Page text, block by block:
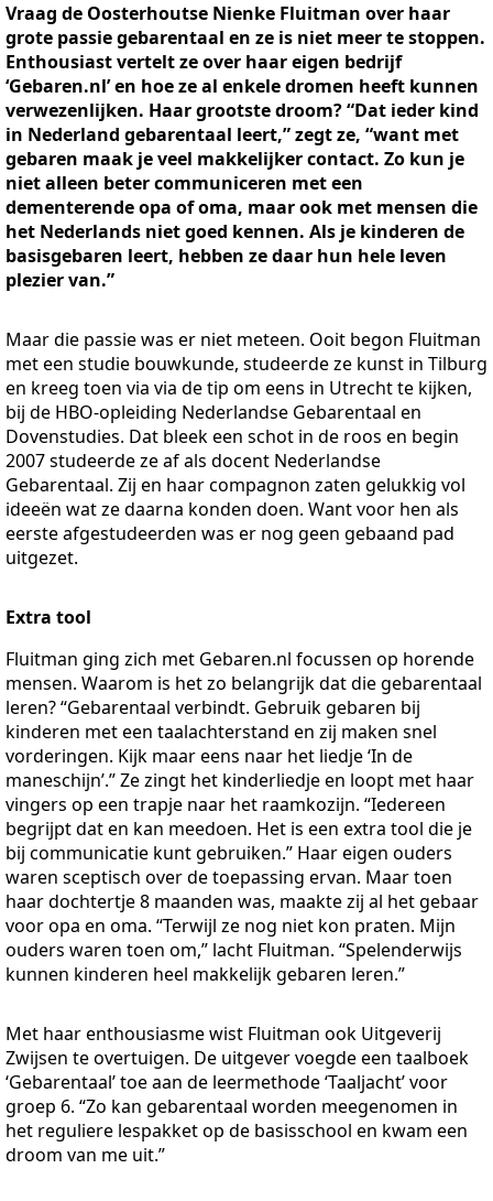
Vraag de Oosterhoutse Nienke Fluitman over haar
grote passie gebarentaal en ze is niet meer te stoppen.
Enthousiast vertelt ze over haar eigen bedrijf
‘Gebaren.nl’ en hoe ze al enkele dromen heeft kunnen
verwezenlijken. Haar grootste droom? “Dat ieder kind
in Nederland gebarentaal leert,” zegt ze, “want met
gebaren maak je veel makkelijker contact. Zo kun je
niet alleen beter communiceren met een
dementerende opa of oma, maar ook met mensen die
het Nederlands niet goed kennen. Als je kinderen de
basisgebaren leert, hebben ze daar hun hele leven
plezier van.”
Maar die passie was er niet meteen. Ooit begon Fluitman
met een studie bouwkunde, studeerde ze kunst in Tilburg
en kreeg toen via via de tip om eens in Utrecht te kijken,
bij de HBO-opleiding Nederlandse Gebarentaal en
Dovenstudies. Dat bleek een schot in de roos en begin
2007 studeerde ze af als docent Nederlandse
Gebarentaal. Zij en haar compagnon zaten gelukkig vol
ideeën wat ze daarna konden doen. Want voor hen als
eerste afgestudeerden was er nog geen gebaand pad
uitgezet.
Extra tool
Fluitman ging zich met Gebaren.nl focussen op horende
mensen. Waarom is het zo belangrijk dat die gebarentaal
leren? “Gebarentaal verbindt. Gebruik gebaren bij
kinderen met een taalachterstand en zij maken snel
vorderingen. Kijk maar eens naar het liedje ‘In de
maneschijn’.” Ze zingt het kinderliedje en loopt met haar
vingers op een trapje naar het raamkozijn. “Iedereen
begrijpt dat en kan meedoen. Het is een extra tool die je
bij communicatie kunt gebruiken.” Haar eigen ouders
waren sceptisch over de toepassing ervan. Maar toen
haar dochtertje 8 maanden was, maakte zij al het gebaar
voor opa en oma. “Terwijl ze nog niet kon praten. Mijn
ouders waren toen om,” lacht Fluitman. “Spelenderwijs
kunnen kinderen heel makkelijk gebaren leren.”
Met haar enthousiasme wist Fluitman ook Uitgeverij
Zwijsen te overtuigen. De uitgever voegde een taalboek
‘Gebarentaal’ toe aan de leermethode ‘Taaljacht’ voor
groep 6. “Zo kan gebarentaal worden meegenomen in
het reguliere lespakket op de basisschool en kwam een
droom van me uit.”